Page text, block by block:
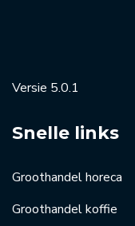
Versie 5.0.1
Snelle links
Groothandel horeca
Groothandel koffie